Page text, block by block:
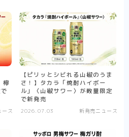
檸
ス
【ピリッとシビれる山椒のうま
さ！】タカラ「焼酎ハイボー
ル」〈山椒サワー〉が数量限定
で新発売
2026.07.03 新発売ニュース